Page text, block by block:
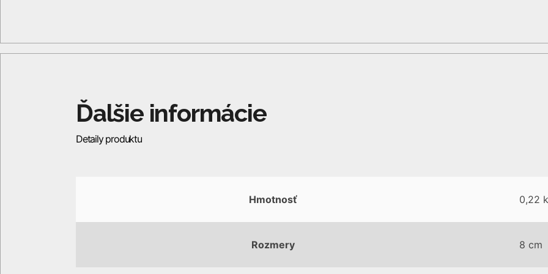
Hmotnosť 0,22
Rozmery 8 cm